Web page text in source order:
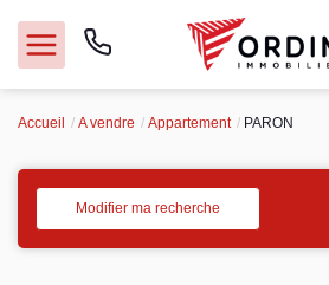
Acheter
Accueil A vendre Appartement PARON
Modifier ma recherche